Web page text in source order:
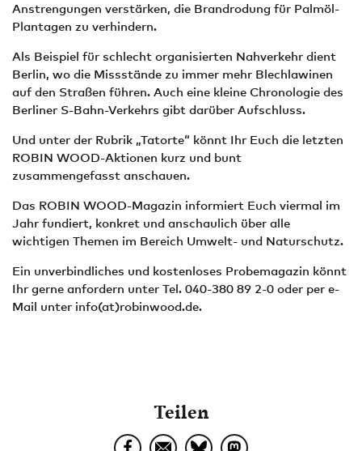
Anstrengungen verstärken, die Brandrodung für Palmöl-
Plantagen zu verhindern.
Als Beispiel für schlecht organisierten Nahverkehr dient
Berlin, wo die Missstände zu immer mehr Blechlawinen
auf den Straßen führen. Auch eine kleine Chronologie des
Berliner S-Bahn-Verkehrs gibt darüber Aufschluss.
Und unter der Rubrik „Tatorte“ könnt Ihr Euch die letzten
ROBIN WOOD-Aktionen kurz und bunt
zusammengefasst anschauen.
Das ROBIN WOOD-Magazin informiert Euch viermal im
Jahr fundiert, konkret und anschaulich über alle
wichtigen Themen im Bereich Umwelt- und Naturschutz.
Ein unverbindliches und kostenloses Probemagazin könnt
Ihr gerne anfordern unter Tel. 040-380 89 2-0 oder per e-
Mail unter info(at)robinwood.de.
Teilen